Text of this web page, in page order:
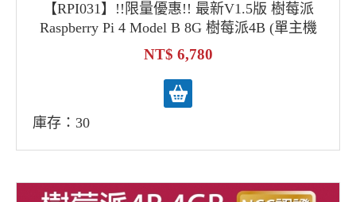
【RPI031】!!限量優惠!! 最新V1.5版 樹莓派
Raspberry Pi 4 Model B 8G 樹莓派4B (單主機
板優惠)
6,780
庫存：30